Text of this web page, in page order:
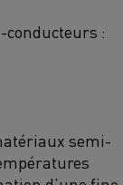
:
semi-